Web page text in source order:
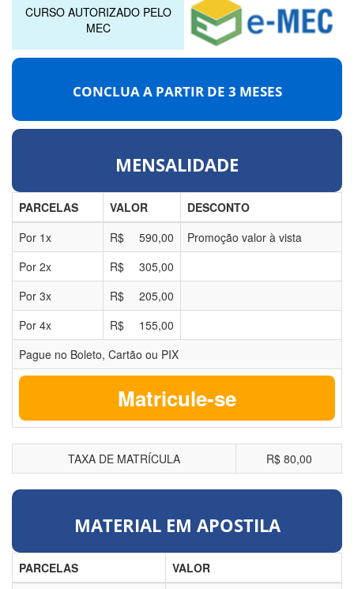
CURSO AUTORIZADO PELO
MEC
CONCLUA A PARTIR DE 3 MESES
MENSALIDADE
PARCELAS VALOR
DESCONTO
Por 1x R$ 590,00
Promoção valor à vista
Por 2x R$
305,00
Por 3x R$
205,00
Por 4x R$
155,00
Pague no Boleto, Cartão ou PIX
Matricule-se
TAXA DE MATRÍCULA R$ 80,00
MATERIAL EM APOSTILA
PARCELAS
VALOR